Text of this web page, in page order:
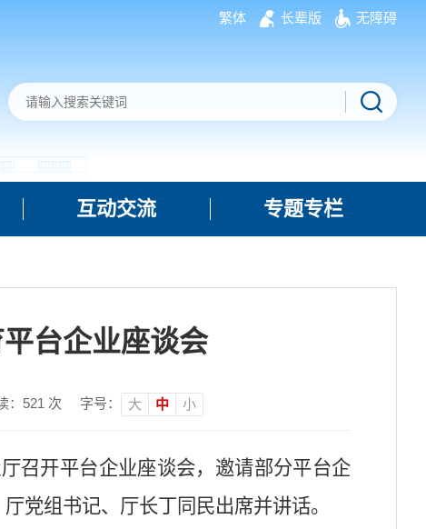
繁体 长辈版 无障碍
互动交流 专题专栏
台企业座谈会
： 521 次 字号： 大 中 小
召开平台企业座谈会，邀请部分平台企
党组书记、厅长丁同民出席并讲话。